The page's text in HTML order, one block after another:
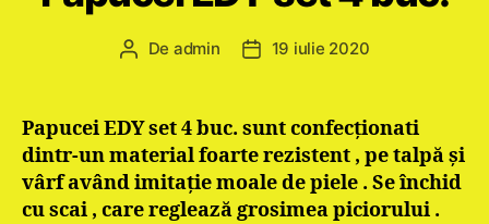
Autor
De admin
Dată19 iulie 2020
Papucei EDY set 4 buc. sunt confecţionati
dintr-un material foarte rezistent , pe talpă şi
vârf având imitaţie moale de piele . Se închid
cu scai , care reglează grosimea piciorului .